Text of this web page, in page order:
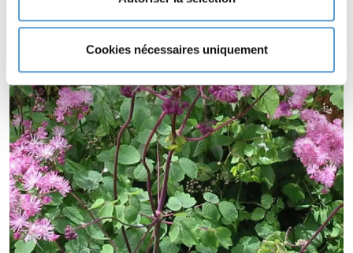
Cookies nécessaires uniquement